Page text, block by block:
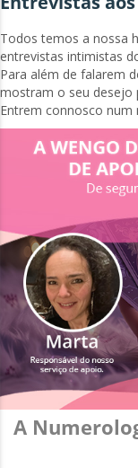
Todos temos a nossa
entrevistas intimistas
Para além de falarem
mostram o seu desejo
Entrem connosco num
A